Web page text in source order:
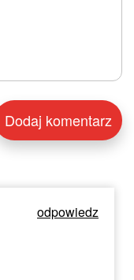
odpowiedz